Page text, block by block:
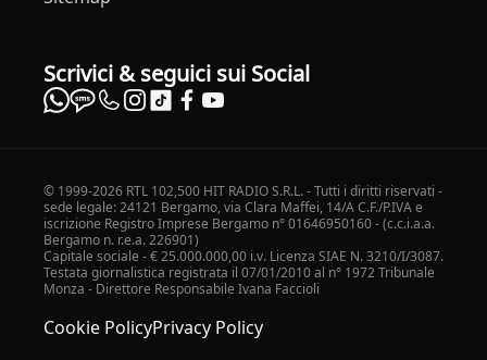
Scrivici & seguici sui Social
© 1999-2026 RTL 102,500 HIT RADIO S.R.L. - Tutti i diritti riservati -
sede legale: 24121 Bergamo, via Clara Maffei, 14/A C.F./P.IVA e
iscrizione Registro Imprese Bergamo n° 01646950160 - (c.c.i.a.a.
Bergamo n. r.e.a. 226901)
Capitale sociale - € 25.000.000,00 i.v. Licenza SIAE N. 3210/I/3087.
Testata giornalistica registrata il 07/01/2010 al n° 1972 Tribunale
Monza - Direttore Responsabile Ivana Faccioli
Cookie PolicyPrivacy Policy